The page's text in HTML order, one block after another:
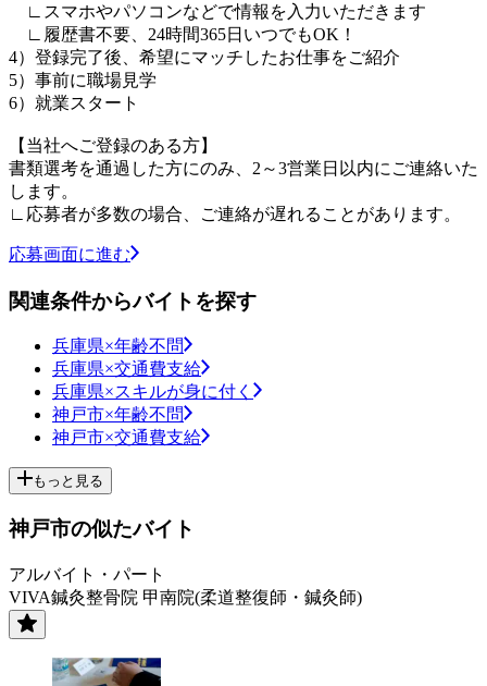
∟スマホやパソコンなどで情報を入力いただきます
∟履歴書不要、24時間365日いつでもOK！
4）登録完了後、希望にマッチしたお仕事をご紹介
5）事前に職場見学
6）就業スタート
【当社へご登録のある方】
書類選考を通過した方にのみ、2～3営業日以内にご連絡いた
します。
∟応募者が多数の場合、ご連絡が遅れることがあります。
応募画面に進む
関連条件からバイトを探す
兵庫県×年齢不問
兵庫県×交通費支給
兵庫県×スキルが身に付く
神戸市×年齢不問
神戸市×交通費支給
もっと見る
神戸市の似たバイト
アルバイト・パート
VIVA鍼灸整骨院 甲南院(柔道整復師・鍼灸師)